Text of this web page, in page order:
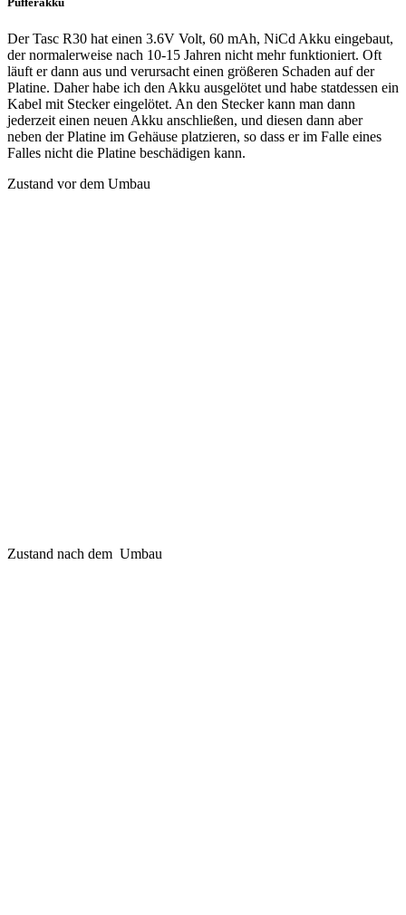
Der Tasc R30 hat einen 3.6V Volt, 60 mAh, NiCd Akku eingebaut,
der normalerweise nach 10-15 Jahren nicht mehr funktioniert. Oft
läuft er dann aus und verursacht einen größeren Schaden auf der
Platine. Daher habe ich den Akku ausgelötet und habe statdessen ein
Kabel mit Stecker eingelötet. An den Stecker kann man dann
jederzeit einen neuen Akku anschließen, und diesen dann aber
neben der Platine im Gehäuse platzieren, so dass er im Falle eines
Falles nicht die Platine beschädigen kann.
Zustand vor dem Umbau
Zustand nach dem Umbau